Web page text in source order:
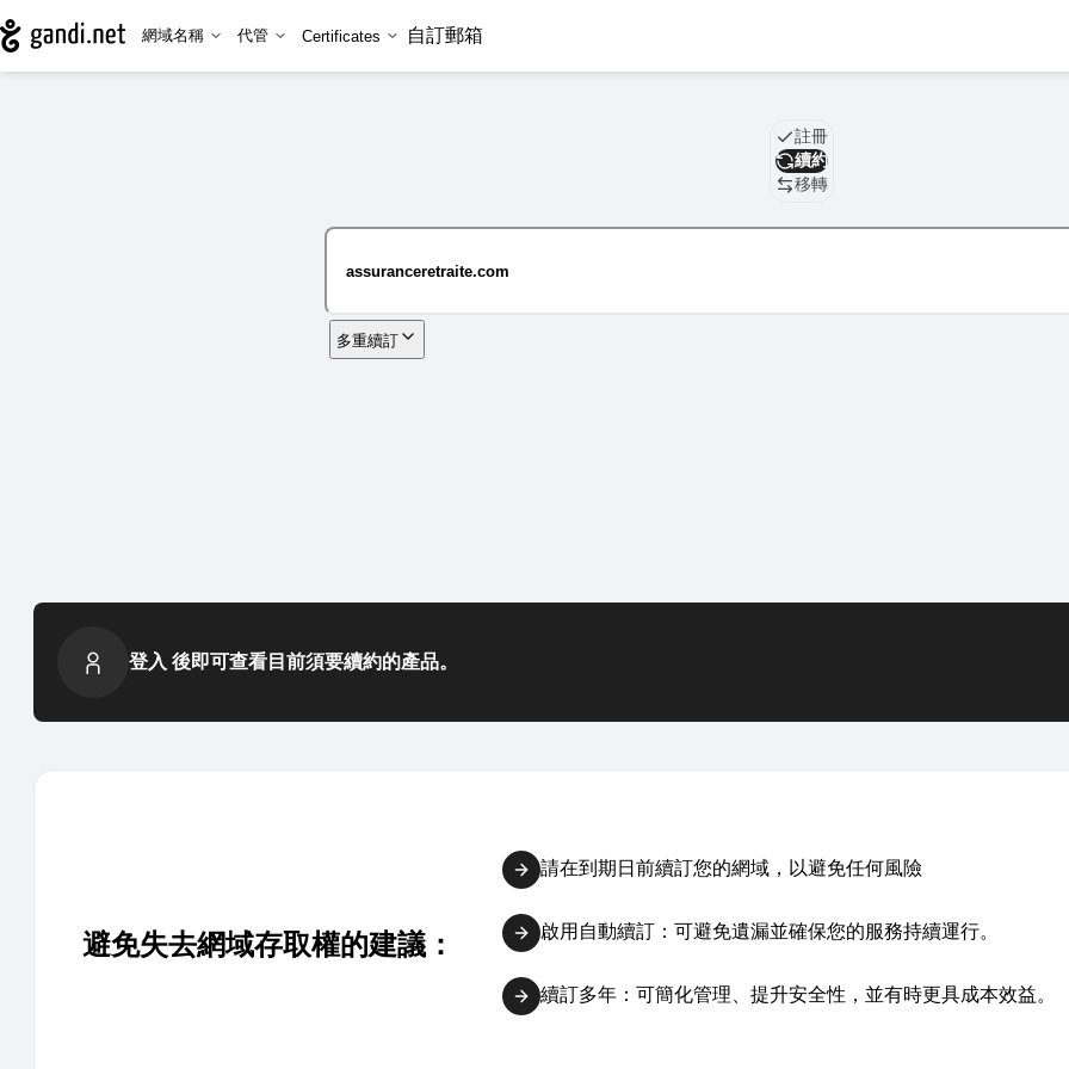
網域名稱 代管 Certificates 自訂郵箱
域名註冊
續約
移轉
多重續訂
登入 後即可查看目前須要續約的產品。
避免失去網域存取權的建議：
請在到期日前續訂您的網域，以避免任何風險
啟用自動續訂：可避免遺漏並確保您的服務持續運行。
續訂多年：可簡化管理、提升安全性，並有時更具成本效益。